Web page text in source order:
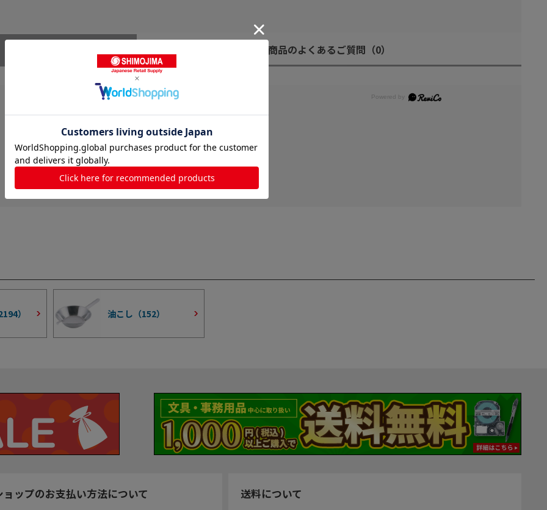
商品のよくあるご質問 （0）
） 油こし（152）
ップのお支払い方法について 送料について